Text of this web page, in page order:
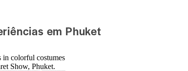
em Phuket
in colorful costumes
Show, Phuket.